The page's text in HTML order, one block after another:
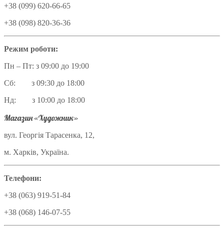
+38 (099) 620-66-65
+38 (098) 820-36-36
Режим роботи:
Пн – Пт: з 09:00 до 19:00
Сб: з 09:30 до 18:00
Нд: з 10:00 до 18:00
Магазин «Художник»
вул. Георгія Тарасенка, 12,
м. Харків, Україна.
Телефони:
+38 (063) 919-51-84
+38 (068) 146-07-55